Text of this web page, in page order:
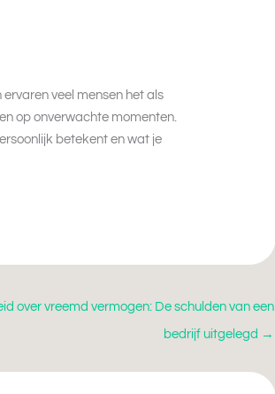
veel mensen het als
op onverwachte momenten.
betekent en wat je
over vreemd vermogen: De schulden van een
bedrijf uitgelegd →